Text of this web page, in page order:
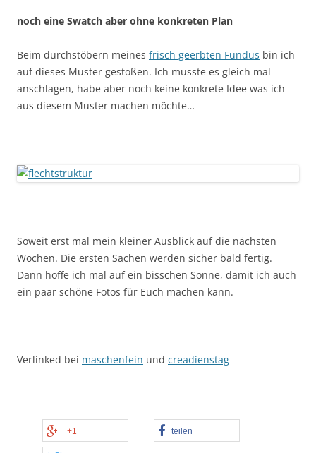
noch eine Swatch aber ohne konkreten Plan
Beim durchstöbern meines frisch geerbten Fundus bin ich
auf dieses Muster gestoßen. Ich musste es gleich mal
anschlagen, habe aber noch keine konkrete Idee was ich
aus diesem Muster machen möchte…
Soweit erst mal mein kleiner Ausblick auf die nächsten
Wochen. Die ersten Sachen werden sicher bald fertig.
Dann hoffe ich mal auf ein bisschen Sonne, damit ich auch
ein paar schöne Fotos für Euch machen kann.
Verlinked bei maschenfein und creadienstag
+1 teilen